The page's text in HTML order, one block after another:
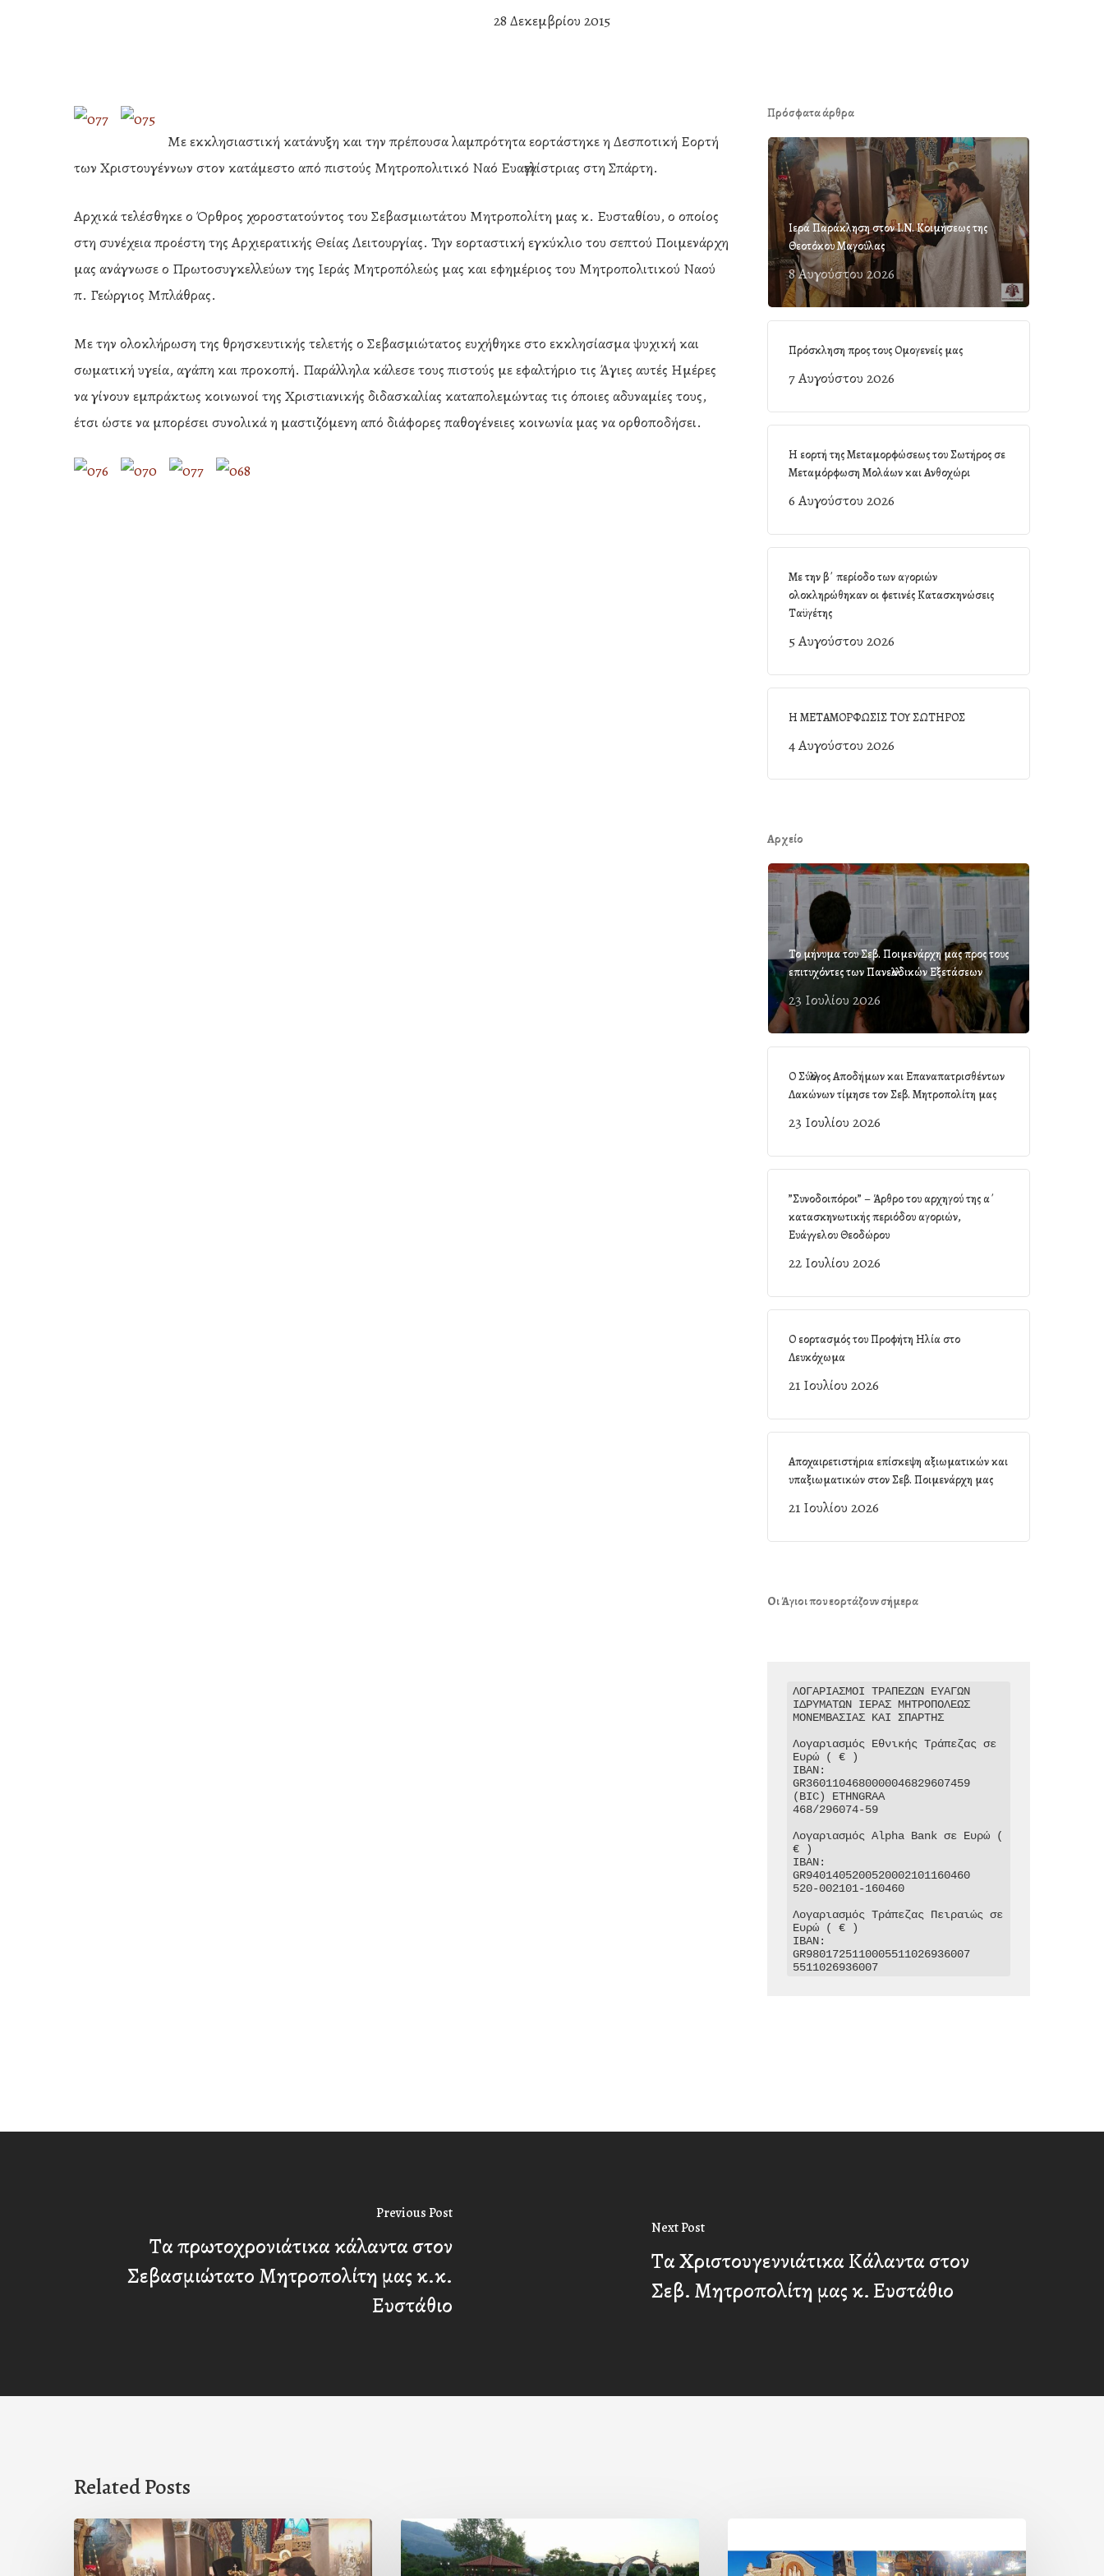
28 Δεκεμβρίου 2015
Με εκκλησιαστική κατάνυξη και την πρέπουσα λαμπρότητα εορτάστηκε η Δεσποτική Εορτή
των Χριστουγέννων στον κατάμεστο από πιστούς Μητροπολιτικό Ναό Ευαγγελίστριας στη Σπάρτη.
Αρχικά τελέσθηκε ο Όρθρος χοροστατούντος του Σεβασμιωτάτου Μητροπολίτη μας κ. Ευσταθίου, ο οποίος
στη συνέχεια προέστη της Αρχιερατικής Θείας Λειτουργίας. Την εορταστική εγκύκλιο του σεπτού Ποιμενάρχη
μας ανάγνωσε ο Πρωτοσυγκελλεύων της Ιεράς Μητροπόλεώς μας και εφημέριος του Μητροπολιτικού Ναού
π. Γεώργιος Μπλάθρας.
Με την ολοκλήρωση της θρησκευτικής τελετής ο Σεβασμιώτατος ευχήθηκε στο εκκλησίασμα ψυχική και
σωματική υγεία, αγάπη και προκοπή. Παράλληλα κάλεσε τους πιστούς με εφαλτήριο τις Άγιες αυτές Ημέρες
να γίνουν εμπράκτως κοινωνοί της Χριστιανικής διδασκαλίας καταπολεμώντας τις όποιες αδυναμίες τους,
έτσι ώστε να μπορέσει συνολικά η μαστιζόμενη από διάφορες παθογένειες κοινωνία μας να ορθοποδήσει.
Πρόσφατα άρθρα
Ιερά Παράκληση στον Ι.Ν. Κοιμήσεως της
Θεοτόκου Μαγούλας
8 Αυγούστου 2026
Πρόσκληση προς τους Ομογενείς μας
7 Αυγούστου 2026
Η εορτή της Μεταμορφώσεως του Σωτήρος σε
Μεταμόρφωση Μολάων και Ανθοχώρι
6 Αυγούστου 2026
Με την β΄ περίοδο των αγοριών
ολοκληρώθηκαν οι φετινές Κατασκηνώσεις
Ταϋγέτης
5 Αυγούστου 2026
Η ΜΕΤΑΜΟΡΦΩΣΙΣ ΤΟΥ ΣΩΤΗΡΟΣ
4 Αυγούστου 2026
Αρχείο
Το μήνυμα του Σεβ. Ποιμενάρχη μας προς τους
επιτυχόντες των Πανελλαδικών Εξετάσεων
23 Ιουλίου 2026
Ο Σύλλογος Αποδήμων και Επαναπατρισθέντων
Λακώνων τίμησε τον Σεβ. Μητροπολίτη μας
23 Ιουλίου 2026
”Συνοδοιπόροι” – Άρθρο του αρχηγού της α΄
κατασκηνωτικής περιόδου αγοριών,
Ευάγγελου Θεοδώρου
22 Ιουλίου 2026
Ο εορτασμός του Προφήτη Ηλία στο
Λευκόχωμα
21 Ιουλίου 2026
Αποχαιρετιστήρια επίσκεψη αξιωματικών και
υπαξιωματικών στον Σεβ. Ποιμενάρχη μας
21 Ιουλίου 2026
Οι Άγιοι που εορτάζουν σήμερα
ΛΟΓΑΡΙΑΣΜΟΙ ΤΡΑΠΕΖΩΝ ΕΥΑΓΩΝ
ΙΔΡΥΜΑΤΩΝ ΙΕΡΑΣ ΜΗΤΡΟΠΟΛΕΩΣ
ΜΟΝΕΜΒΑΣΙΑΣ ΚΑΙ ΣΠΑΡΤΗΣ
Λογαριασμός Εθνικής Τράπεζας σε
Ευρώ ( € )
IBAN:
GR3601104680000046829607459
(BIC) ETHNGRAA
468/296074-59
Λογαριασμός Alpha Bank σε Ευρώ (
€ )
IBAN:
GR9401405200520002101160460
520-002101-160460
Λογαριασμός Τράπεζας Πειραιώς σε
Ευρώ ( € )
IBAN:
GR9801725110005511026936007
5511026936007
Previous Post
Τα πρωτοχρονιάτικα κάλαντα στον
Σεβασμιώτατο Μητροπολίτη μας κ.κ.
Ευστάθιο
Next Post
Τα Χριστουγεννιάτικα Κάλαντα στον
Σεβ. Μητροπολίτη μας κ. Ευστάθιο
Related Posts
Ιερά
Παράκληση
Πρόσκληση
προς
εορτή